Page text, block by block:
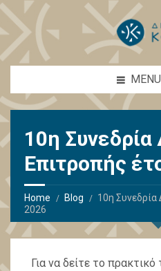
MENU
10η
Επιτροπής
Home Blog
10η Συνεδρία
2026
Για να δείτε το